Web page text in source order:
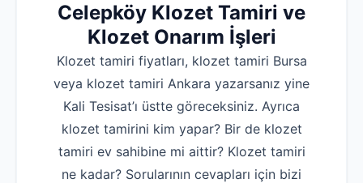
Celepköy Klozet Tamiri ve
Klozet Onarım İşleri
Klozet tamiri fiyatları, klozet tamiri Bursa
veya klozet tamiri Ankara yazarsanız yine
Kali Tesisat’ı üstte göreceksiniz. Ayrıca
klozet tamirini kim yapar? Bir de klozet
tamiri ev sahibine mi aittir? Klozet tamiri
ne kadar? Sorularının cevapları için bizi